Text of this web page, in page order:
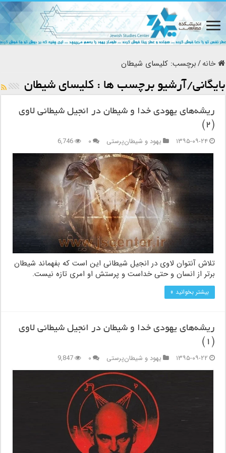
خانه/برچسب:کلیساى شیطان
بایگانی/آرشیو برچسب ها :کلیساى شیطان
ریشه‏‌هاى یهودى خدا و شیطان در انجیل شیطانى لاوى
(۲)
۱۳۹۵-۰۹-۲۴
یهود و شیطان‌پرستی ۰ 6,746
تلاش آنتوان لاوى در انجیل شیطانى این است که بفهماند شیطان
برتر از انسان و حتى خداست و پرستش او امرى تازه نیست.
بیشتر بخوانید »
ریشه‏‌هاى یهودى خدا و شیطان در انجیل شیطانى لاوى
(۱)
۱۳۹۵-۰۹-۲۲
یهود و شیطان‌پرستی ۰ 9,847